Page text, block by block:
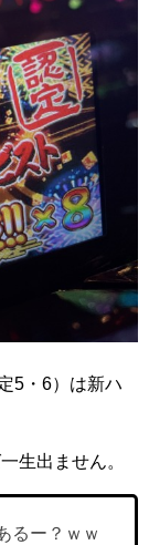
5・6）は新ハ
生出ません。
るー？ｗｗ